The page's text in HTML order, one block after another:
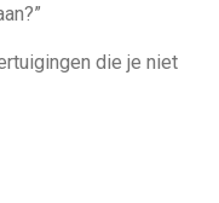
die je niet